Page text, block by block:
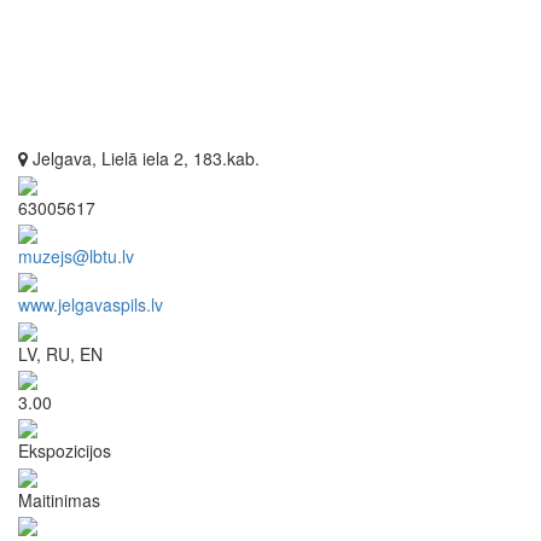
Jelgava, Lielā iela 2, 183.kab.
63005617
muzejs@lbtu.lv
www.jelgavaspils.lv
LV, RU, EN
3.00
Ekspozicijos
Maitinimas